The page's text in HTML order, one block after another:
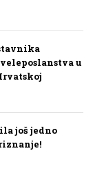
u
još jedno